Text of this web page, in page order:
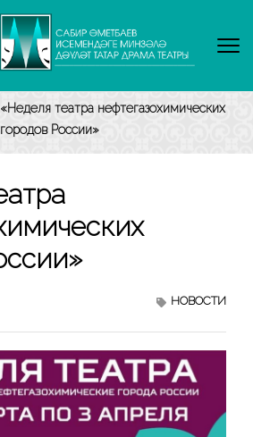
«Неделя театра нефтегазохимических
городов России»
НОВОСТИ